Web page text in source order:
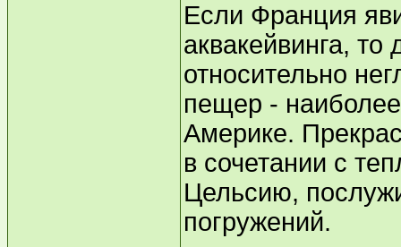
Если Франция
аквакейвинга, то
относительно
пещер -
Америке.
в сочетании с
Цельсию,
погружений.